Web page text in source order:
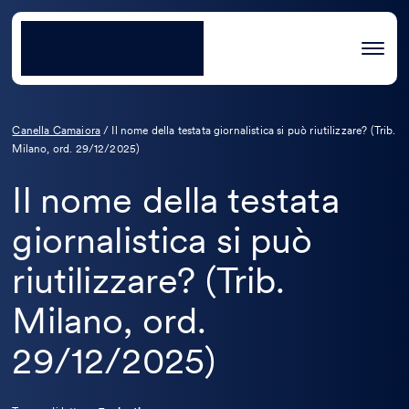
Canella Camaiora /
Il nome della testata giornalistica si può riutilizzare? (Trib.
Milano, ord. 29/12/2025)
Il nome della testata
giornalistica si può
riutilizzare? (Trib.
Milano, ord.
29/12/2025)